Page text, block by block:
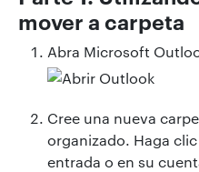
mover a carpeta
Abra Microsoft
Cree una nueva
organizado. Haga
entrada o en su